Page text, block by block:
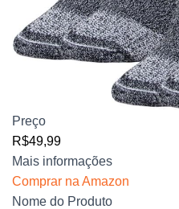
Preço
R$49,99
Mais informações
Comprar na Amazon
Nome do Produto